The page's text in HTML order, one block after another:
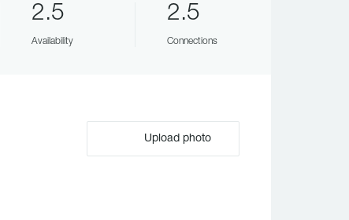
2.5
Availability
2.5
Connections
Upload photo